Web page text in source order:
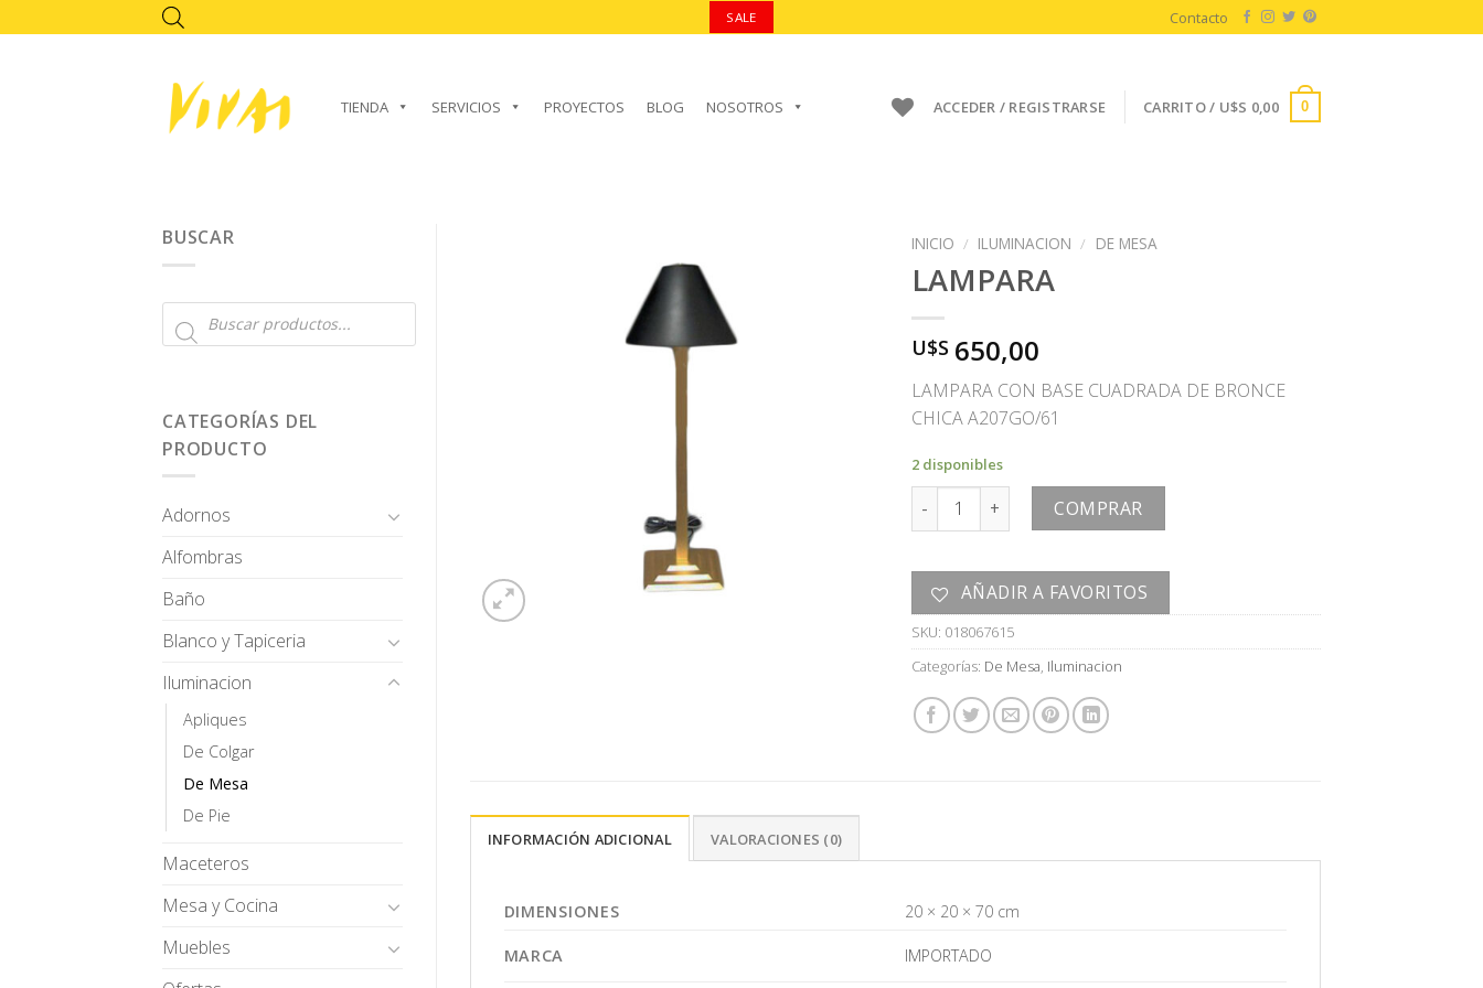
to
SALE Contacto
TIENDA SERVICIOS PROYECTOS BLOG NOSOTROS ACCEDER / REGISTRARSE CARRITO / U$S 0,00 0
BUSCAR
Búsqueda
de
CATEGORÍAS DEL
PRODUCTO
Adornos
Alfombras
Baño
Blanco y Tapiceria
Iluminacion
Apliques
De Colgar
De Mesa
De Pie
Maceteros
Mesa y Cocina
Muebles
INICIO / ILUMINACION / DE MESA
LAMPARA
U$S 650,00
LAMPARA CON BASE CUADRADA DE BRONCE
CHICA A207GO/61
2 disponibles
LAMPARA cantidadCOMPRAR
AÑADIR A FAVORITOS
SKU: 018067615
Categorías: De Mesa, Iluminacion
INFORMACIÓN ADICIONAL VALORACIONES (0)
DIMENSIONES 20 × 20 × 70 cm
MARCA IMPORTADO